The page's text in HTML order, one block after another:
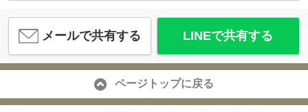
メールで共有する LINEで共有する
ページトップに戻る